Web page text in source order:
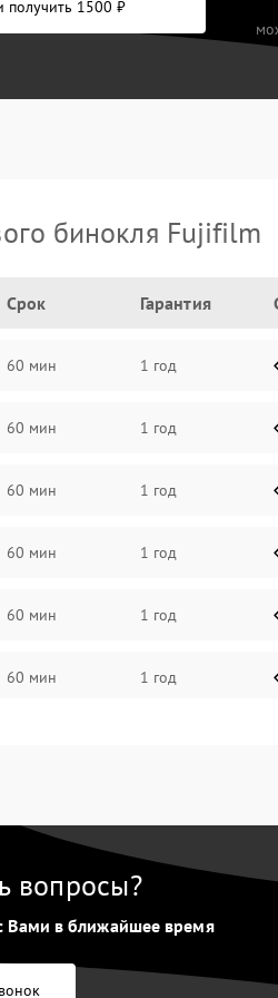
получить 1500 ₽
бинокля Fujifilm
Срок Гарантия
60 мин 1 год
60 мин 1 год
60 мин 1 год
60 мин 1 год
60 мин 1 год
60 мин 1 год
60 мин 1 год
60 мин
вопросы?
Вами в ближайшее время